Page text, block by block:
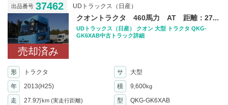
出品番号 37462 UDトラックス（日産）
売却済み
クオントラクタ 460馬力 AT 距離：27...
UDトラックス（日産） クオン 大型 トラクタ QKG-
GK6XAB中古トラック詳細
形 トラクタ サ
大型
年
2013(H25) 積 9,600kg
走 27.9万km (実走行距離) 型
QKG-GK6XAB